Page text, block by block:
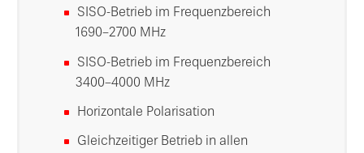
SISO-Betrieb im Frequenzbereich
1690–2700 MHz
SISO-Betrieb im Frequenzbereich
3400–4000 MHz
Horizontale Polarisation
Gleichzeitiger Betrieb in allen